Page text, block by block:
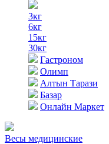
3кг
6кг
15кг
30кг
Гастроном
Олимп
Алтын Тарази
Базар
Онлайн Маркет
Весы медицинские